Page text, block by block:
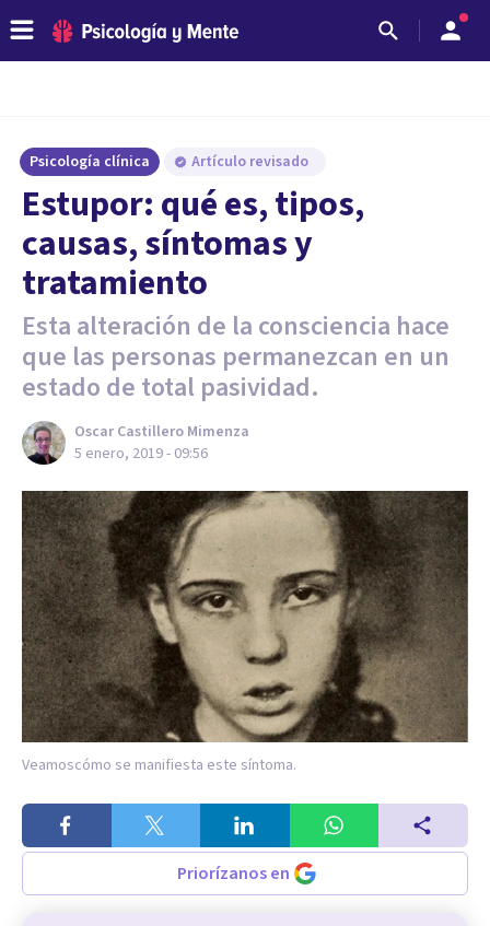
Psicología clínica Artículo revisado
Estupor: qué es, tipos,
causas, síntomas y
tratamiento
Esta alteración de la consciencia hace
que las personas permanezcan en un
estado de total pasividad.
Oscar Castillero Mimenza
5 enero, 2019 - 09:56
Veamoscómo se manifiesta este síntoma.
Priorízanos en